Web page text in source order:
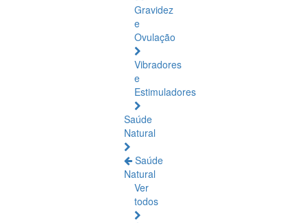
Gravidez
e
Ovulação
Vibradores
e
Estimuladores
Saúde
Natural
Saúde
Natural
Ver
todos